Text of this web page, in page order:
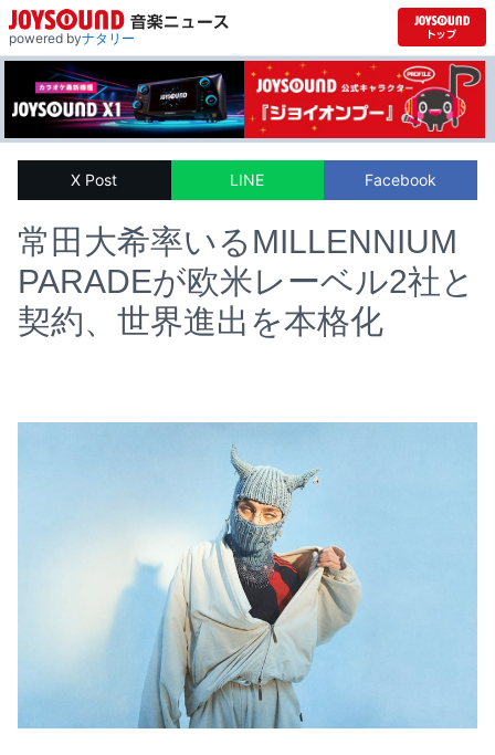
powered byナタリー
X Post LINE Facebook
常田大希率いるMILLENNIUM
PARADEが欧米レーベル2社と
契約、世界進出を本格化